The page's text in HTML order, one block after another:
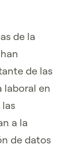
de la
de las
laboral en
a la
de datos